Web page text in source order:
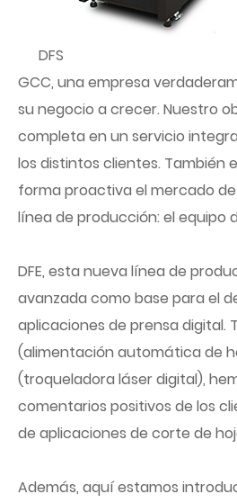
DFS
GCC, una empresa
su negocio a crecer. Nuestro
completa en un servicio
los distintos clientes. También
forma proactiva el mercado
línea de producción: el equipo
DFE, esta nueva línea de
avanzada como base para el
aplicaciones de prensa digital.
(alimentación automática de
(troqueladora láser digital),
comentarios positivos de los
de aplicaciones de corte de
Además, aquí estamos